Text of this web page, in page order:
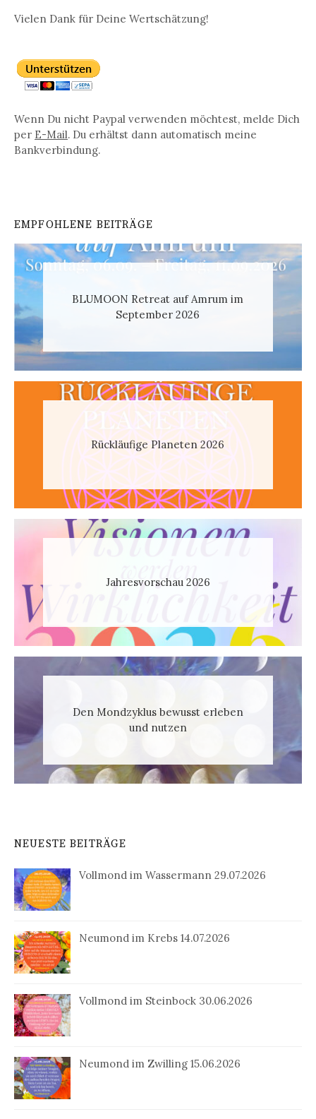
Vielen Dank für Deine Wertschätzung!
Wenn Du nicht Paypal verwenden möchtest, melde Dich
per E-Mail. Du erhältst dann automatisch meine
Bankverbindung.
EMPFOHLENE BEITRÄGE
BLUMOON Retreat auf Amrum im
September 2026
Rückläufige Planeten 2026
Jahresvorschau 2026
Den Mondzyklus bewusst erleben
und nutzen
NEUESTE BEITRÄGE
Vollmond im Wassermann 29.07.2026
Neumond im Krebs 14.07.2026
Vollmond im Steinbock 30.06.2026
Neumond im Zwilling 15.06.2026